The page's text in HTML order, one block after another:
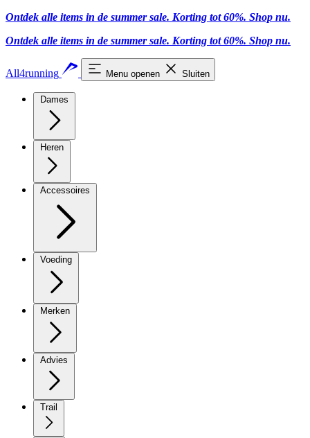
Ontdek alle items in de summer sale. Korting tot 60%. Shop nu.
Ontdek alle items in de summer sale. Korting tot 60%. Shop nu.
All4running Menu openen Sluiten
Dames
Heren
Accessoires
Voeding
Merken
Advies
Trail